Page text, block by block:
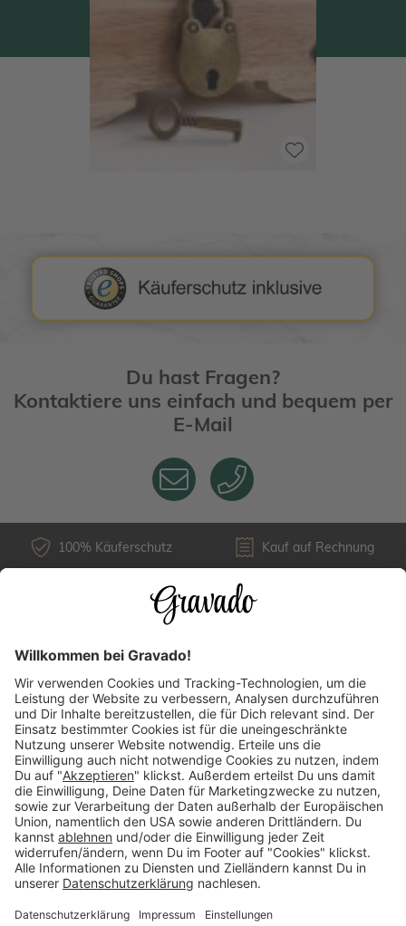
Du hast Fragen?
Kontaktiere uns einfach und bequem per
E-Mail
100% Käuferschutz Kauf auf Rechnung
Über uns
Versandarten
Länderauswahl
Zahlungsarten
Mehr Inspirationen finden: